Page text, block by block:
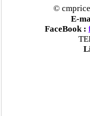
ขอให้ผู้ใช้รถ ใช้ถนน ขับ
©
E-
FaceBook :